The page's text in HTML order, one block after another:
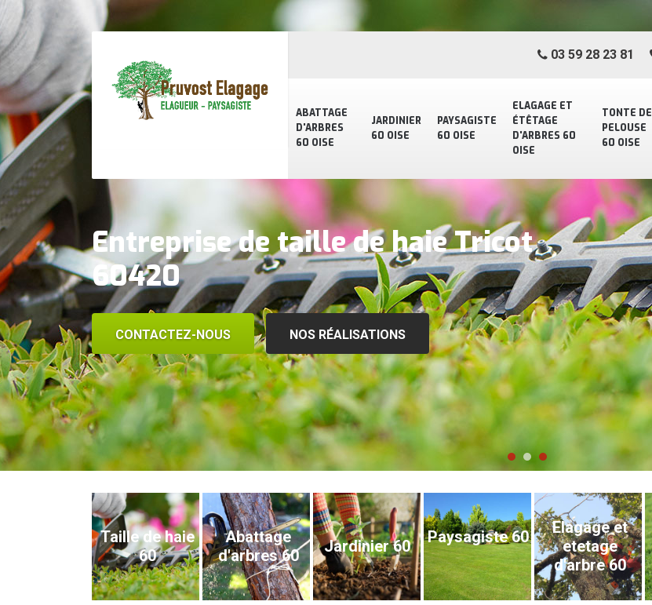
ABATTAGE
D'ARBRES
60 OISE
JARDINIER
60 OISE
PAYSAGISTE
60 OISE
ELAGAGE ET
ÉTÊTAGE
D'ARBRES 60
OISE
TONTE DE
PELOUSE
60 OISE
03 59 28 23 81
Entreprise de taille de haie Tricot
60420
CONTACTEZ-NOUS NOS RÉALISATIONS
Taille de haie
60
Abattage
d'arbres 60
Jardinier 60 Paysagiste 60
Elagage et
etetage
d'arbre 60